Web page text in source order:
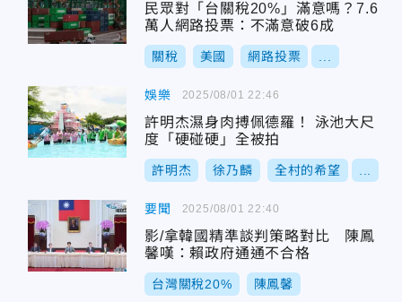
民眾對「台關稅20%」滿意嗎？7.6
萬人網路投票：不滿意破6成
關稅 美國 網路投票
娛樂
許明杰濕身肉搏佩德羅！ 泳池大尺
度「硬碰硬」全被拍
許明杰 徐乃麟 全村的希望
2025/08/01 22:46
要聞
影/拿韓國精準談判策略對比 陳鳳
馨嘆：賴政府通通不合格
台灣關稅20% 陳鳳馨
2025/08/01 22:40